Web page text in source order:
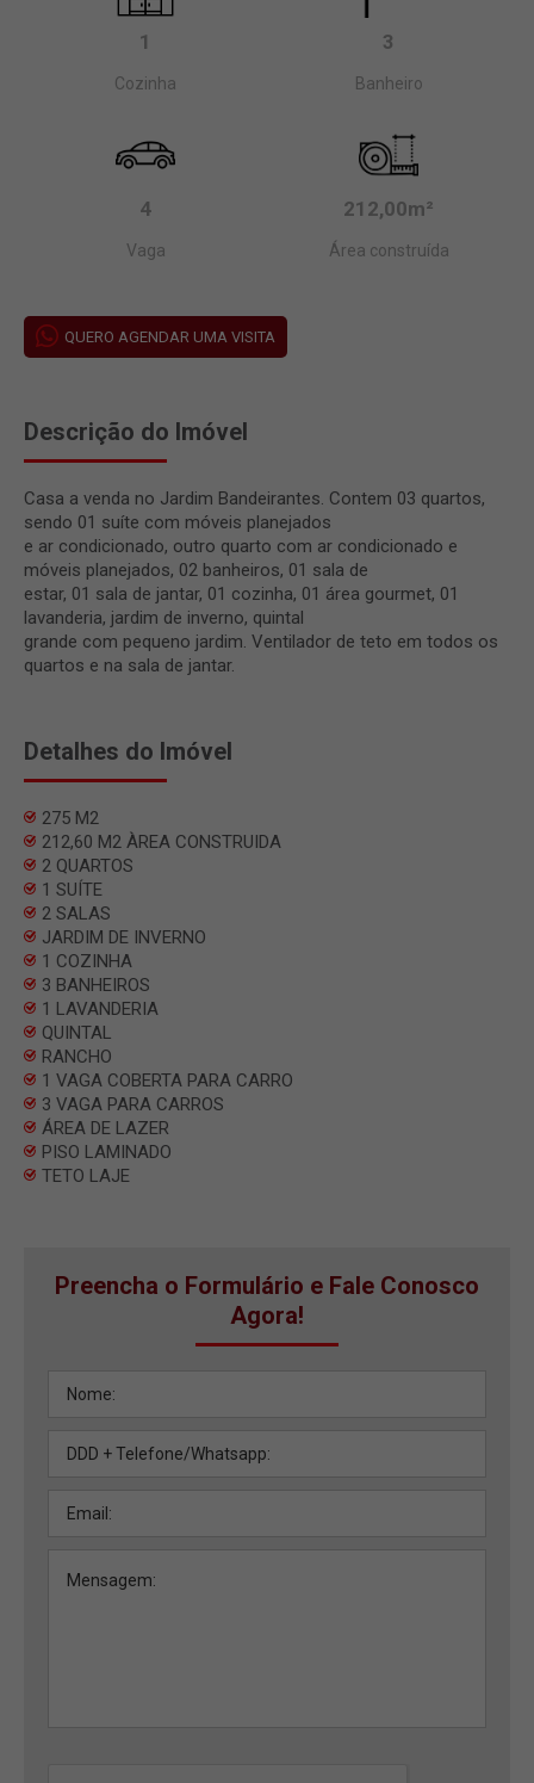
1
Cozinha
3
Banheiro
4
Vaga
212,00m²
Área construída
QUERO AGENDAR UMA VISITA
Descrição do Imóvel
Casa a venda no Jardim Bandeirantes. Contem 03 quartos,
sendo 01 suíte com móveis planejados
e ar condicionado, outro quarto com ar condicionado e
móveis planejados, 02 banheiros, 01 sala de
estar, 01 sala de jantar, 01 cozinha, 01 área gourmet, 01
lavanderia, jardim de inverno, quintal
grande com pequeno jardim. Ventilador de teto em todos os
quartos e na sala de jantar.
Detalhes do Imóvel
275 M2
212,60 M2 ÀREA CONSTRUIDA
2 QUARTOS
1 SUÍTE
2 SALAS
JARDIM DE INVERNO
1 COZINHA
3 BANHEIROS
1 LAVANDERIA
QUINTAL
RANCHO
1 VAGA COBERTA PARA CARRO
3 VAGA PARA CARROS
ÁREA DE LAZER
PISO LAMINADO
TETO LAJE
Preencha o Formulário e Fale Conosco
Agora!